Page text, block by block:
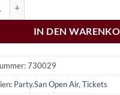
IN DEN
730029
Party.San Open Air,Tickets